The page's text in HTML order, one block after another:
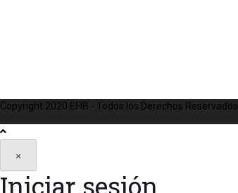
Copyright 2020 EFIB - Todos los Derechos Reservados
×
Iniciar sesión